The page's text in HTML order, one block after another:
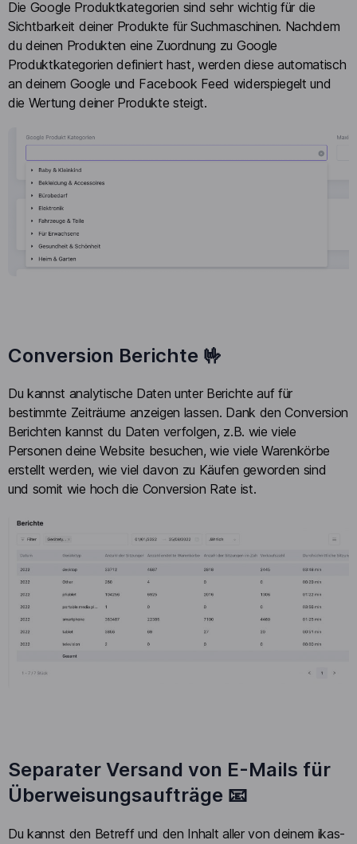
Die Google Produktkategorien sind sehr wichtig für die
Sichtbarkeit deiner Produkte für Suchmaschinen. Nachdem
du deinen Produkten eine Zuordnung zu Google
Produktkategorien definiert hast, werden diese automatisch
an deinem Google und Facebook Feed widerspiegelt und
die Wertung deiner Produkte steigt.
Conversion Berichte 🤟
Du kannst analytische Daten unter Berichte auf für
bestimmte Zeiträume anzeigen lassen. Dank den Conversion
Berichten kannst du Daten verfolgen, z.B. wie viele
Personen deine Website besuchen, wie viele Warenkörbe
erstellt werden, wie viel davon zu Käufen geworden sind
und somit wie hoch die Conversion Rate ist.
Separater Versand von E-Mails für
Überweisungsaufträge 📧
Du kannst den Betreff und den Inhalt aller von deinem ikas-